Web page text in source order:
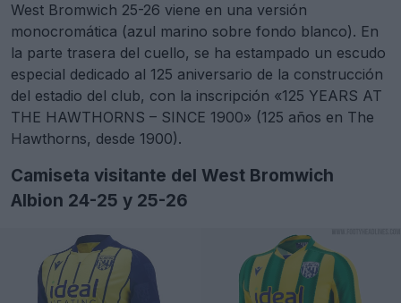
West Bromwich 25-26 viene en una versión
monocromática (azul marino sobre fondo blanco). En
la parte trasera del cuello, se ha estampado un escudo
especial dedicado al 125 aniversario de la construcción
del estadio del club, con la inscripción «125 YEARS AT
THE HAWTHORNS – SINCE 1900» (125 años en The
Hawthorns, desde 1900).
Camiseta visitante del West Bromwich
Albion 24-25 y 25-26